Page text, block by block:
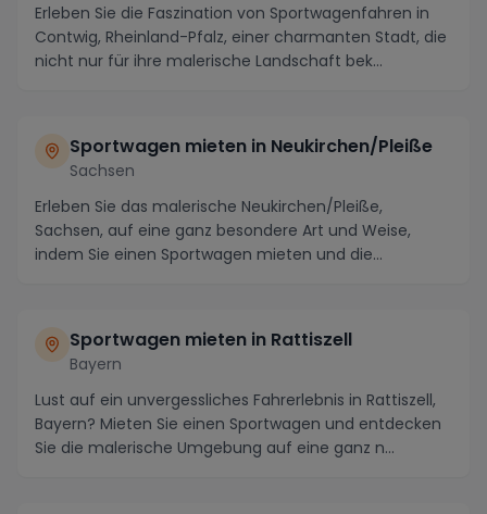
Erleben Sie die Faszination von Sportwagenfahren in
Contwig, Rheinland-Pfalz, einer charmanten Stadt, die
nicht nur für ihre malerische Landschaft bek...
Sportwagen mieten in Neukirchen/Pleiße
Sachsen
Erleben Sie das malerische Neukirchen/Pleiße,
Sachsen, auf eine ganz besondere Art und Weise,
indem Sie einen Sportwagen mieten und die
Sportwagen mieten in Rattiszell
Bayern
Lust auf ein unvergessliches Fahrerlebnis in Rattiszell,
Bayern? Mieten Sie einen Sportwagen und entdecken
Sie die malerische Umgebung auf eine ganz n...